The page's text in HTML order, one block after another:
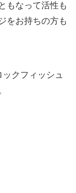
もなって活性も
をお持ちの方も
クフィッシュ